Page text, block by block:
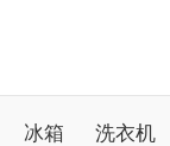
冰箱 洗衣机